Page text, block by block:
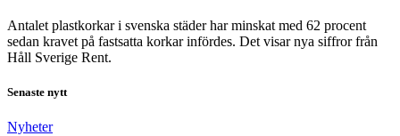
Antalet plastkorkar i svenska städer har minskat med 62 procent
sedan kravet på fastsatta korkar infördes. Det visar nya siffror från
Håll Sverige Rent.
Senaste nytt
Nyheter